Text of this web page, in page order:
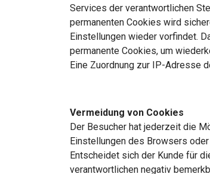
Services der verantwortlichen
permanenten Cookies wird
Einstellungen wieder vorfindet.
permanente Cookies, um
Eine Zuordnung zur IP-Adresse
Vermeidung von Cookies
Der Besucher hat jederzeit die
Einstellungen des Browsers
Entscheidet sich der Kunde für
verantwortlichen negativ